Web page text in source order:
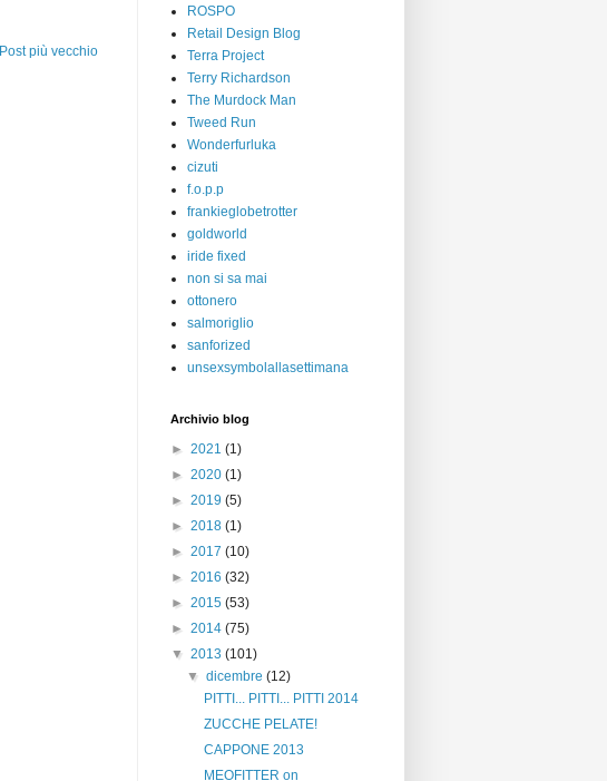
Post più vecchio
ROSPO
Retail Design Blog
Terra Project
Terry Richardson
The Murdock Man
Tweed Run
Wonderfurluka
cizuti
f.o.p.p
frankieglobetrotter
goldworld
iride fixed
non si sa mai
ottonero
salmoriglio
sanforized
unsexsymbolallasettimana
Archivio blog
► 2021 (1)
► 2020 (1)
► 2019 (5)
► 2018 (1)
► 2017 (10)
► 2016 (32)
► 2015 (53)
► 2014 (75)
▼ 2013 (101)
▼dicembre(12)
PITTI... PITTI... PITTI 2014
ZUCCHE PELATE!
CAPPONE 2013
MEOFITTER on